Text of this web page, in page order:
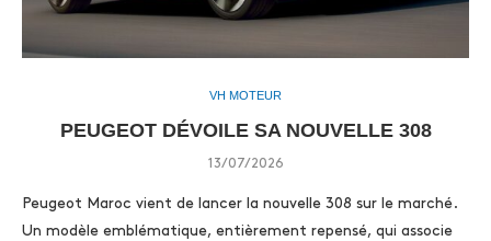
VH MOTEUR
PEUGEOT DÉVOILE SA NOUVELLE 308
13/07/2026
Peugeot Maroc vient de lancer la nouvelle 308 sur le marché.
Un modèle emblématique, entièrement repensé, qui associe